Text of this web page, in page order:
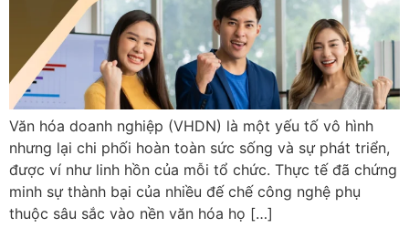
Văn hóa doanh nghiệp (VHDN) là một yếu tố vô hình
nhưng lại chi phối hoàn toàn sức sống và sự phát triển,
được ví như linh hồn của mỗi tổ chức. Thực tế đã chứng
minh sự thành bại của nhiều đế chế công nghệ phụ
thuộc sâu sắc vào nền văn hóa họ […]